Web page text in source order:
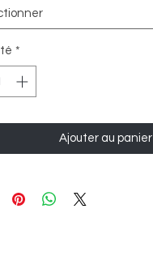
*
Ajouter au panier